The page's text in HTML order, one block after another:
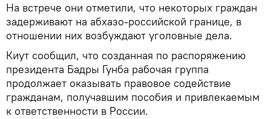
На встрече они отметили, что некоторых граждан
задерживают на абхазо-российской границе, в
отношении них возбуждают уголовные дела.
Киут сообщил, что созданная по распоряжению
президента Бадры Гунба рабочая группа
продолжает оказывать правовое содействие
гражданам, получавшим пособия и привлекаемым
к ответственности в России.